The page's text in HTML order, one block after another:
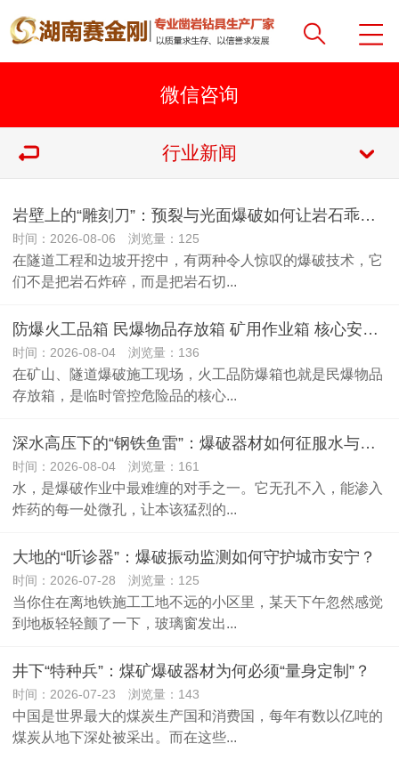
行业新闻
岩壁上的“雕刻刀”：预裂与光面爆破如何让岩石乖乖听话？
时间：2026-08-06 浏览量：125
在隧道工程和边坡开挖中，有两种令人惊叹的爆破技术，它
们不是把岩石炸碎，而是把岩石切...
防爆火工品箱 民爆物品存放箱 矿用作业箱 核心安全标准解读
时间：2026-08-04 浏览量：136
在矿山、隧道爆破施工现场，火工品防爆箱也就是民爆物品
存放箱，是临时管控危险品的核心...
深水高压下的“钢铁鱼雷”：爆破器材如何征服水与压？
时间：2026-08-04 浏览量：161
水，是爆破作业中最难缠的对手之一。它无孔不入，能渗入
炸药的每一处微孔，让本该猛烈的...
大地的“听诊器”：爆破振动监测如何守护城市安宁？
时间：2026-07-28 浏览量：125
当你住在离地铁施工工地不远的小区里，某天下午忽然感觉
到地板轻轻颤了一下，玻璃窗发出...
井下“特种兵”：煤矿爆破器材为何必须“量身定制”？
时间：2026-07-23 浏览量：143
中国是世界最大的煤炭生产国和消费国，每年有数以亿吨的
煤炭从地下深处被采出。而在这些...